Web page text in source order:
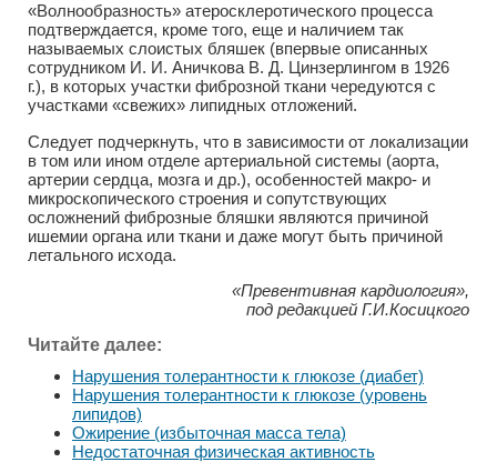
«Волнообразность» атеросклеротического процесса
подтверждается, кроме того, еще и наличием так
называемых слоистых бляшек (впервые описанных
сотрудником И. И. Аничкова В. Д. Цинзерлингом в 1926
г.), в которых участки фиброзной ткани чередуются с
участками «свежих» липидных отложений.
Следует подчеркнуть, что в зависимости от локализации
в том или ином отделе артериальной системы (аорта,
артерии сердца, мозга и др.), особенностей макро- и
микроскопического строения и сопутствующих
осложнений фиброзные бляшки являются причиной
ишемии органа или ткани и даже могут быть причиной
летального исхода.
«Превентивная кардиология»,
под редакцией Г.И.Косицкого
Читайте далее:
Нарушения толерантности к глюкозе (диабет)
Нарушения толерантности к глюкозе (уровень
липидов)
Ожирение (избыточная масса тела)
Недостаточная физическая активность